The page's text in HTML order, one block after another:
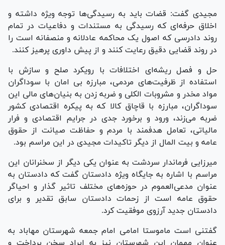
مجیدی گفت: قضات باید به رسیدگی‌ها توجه ویژه داشته و
اخلاق حرفه‌ای که رسیدگی به مستندات و دفاعیات در تمام
روند دادرسی که اصول یک محاکمه عادلانه و منصفانه است را
در روند قضایی دقیق رعایت کنند و از پیش داوری پرهیز کنند.
حل و فصل ریشه‌ای اختلافات با رویکرد صلح و سازش با
استفاده از ظرفیت‌های مردمی، مبارزه بی امان با سوداگران
مواد مخدر و مشروبات الکلی و ضربه زدن به بنیان‌های مالی این
سوداگران، مبارزه با قاچاق کالا که به پیکره اقتصادی کشور
ضربه می‌زند، ورود و برخورد جدی در جرایم اقتصادی و فرار
مالیاتی، تعامل هدفمند با مردم و حفاظت صیانت از حقوق
عامه و بیت المال از دیگر تاکیدات مجیدی در این مراسم بود.
میرزایی فرماندار سردشت به عنوان یکی دیگر از سخنرانان این
مراسم با اشاره به جایگاه ویژه دادستان گفت که دادستان به
عنوان مدعی‌العموم در حوزه‌های مختلف تاثیر گذار و احیاگر
حقوق عامه است از زحمات دادستان سابق تقدیر و برای
دادستان جدید آرزوی موفقیت کرد.
گفتنی است ماموستا امامی امام جمعه شهرستان مهاباد به
عنوان مهمان این شهرستان نیز به ایراد سخن پرداخت و